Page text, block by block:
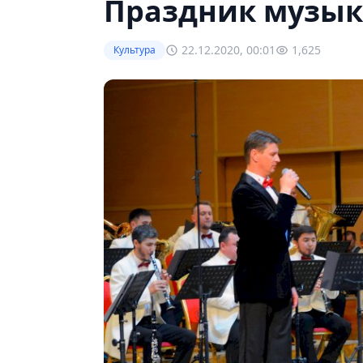
Праздник
Культура 22.12.2020, 00:01 1,625